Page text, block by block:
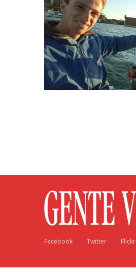
Facebook Twitter Flickr